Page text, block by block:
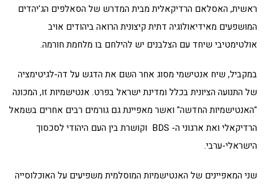
ראשית, האסלאם הרדיקאלית מבית המדרש של הסאלפים הג'יהדים
המושפעים מאידיאולוגיה דתית קיצונית הרואה ביהודים אויב
אולטימטיבי שיחד עם הצלבנים יש להילחם בו מלחמת חורמה.
במקביל, שיח אנטישמי מסוג אחר השם את הדגש על דה-לגיטימציה
של התנועה הציונית בכלל ומדינת ישראל בפרט. אנטישמיות זו, המכונה
"האנטישמיות החדשה" ואשר מאפיינת גם גורמים רבים אחרים בשמאל
הרדיקאלי ואת ארגוני ה- BDS וקושרת בין העם היהודי לסכסוך
הישראלי-ערבי.
שני המאפיינים של האנטישמיות המוסלמית משפיעים על האוכלוסייה